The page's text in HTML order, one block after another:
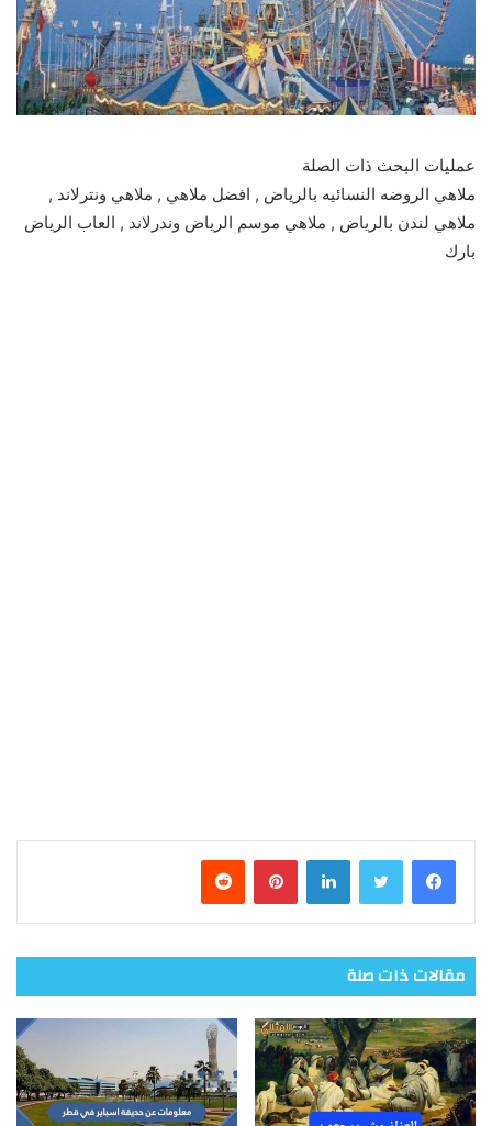
عمليات البحث ذات الصلة
ملاهي الروضه النسائيه بالرياض , افضل ملاهي , ملاهي ونترلاند ,
ملاهي لندن بالرياض , ملاهي موسم الرياض وندرلاند , العاب الرياض
بارك
فيسبوك تويتر لينكدإن بينتيريست
مقالات ذات صلة